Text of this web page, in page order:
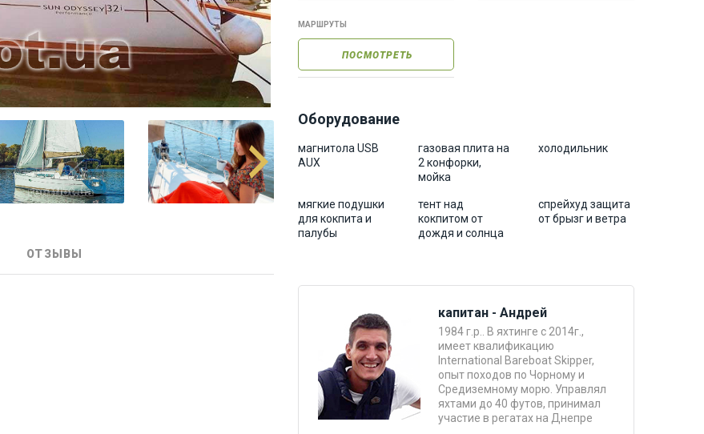
МАРШРУТЫ
ПОСМОТРЕТЬ
Оборудование
магнитола USB
AUX
газовая плита на
2 конфорки,
мойка
холодильник
мягкие подушки
для кокпита и
палубы
тент над
кокпитом от
дождя и солнца
спрейхуд защита
от брызг и ветра
капитан - Андрей
1984 г.р.. В яхтинге с 2014г.,
имеет квалификацию
International Bareboat Skipper,
опыт походов по Чорному и
Средиземному морю. Управлял
яхтами до 40 футов, принимал
участие в регатах на Днепре
ОТЗЫВЫ